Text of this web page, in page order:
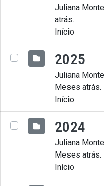
Juliana
atrás.
Início
2025
Juliana
Meses atrás.
Início
2024
Juliana
Meses atrás.
Início